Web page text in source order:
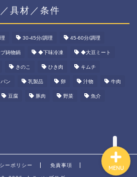
具材／条件
30-45分/調理 45-60分/調理
鋳物鍋 ◆下味冷凍 ◆大豆ミート
きのこ ひき肉 キムチ
パン 乳製品 卵 汁物 牛肉
豆腐 豚肉 野菜 魚介
ーポリシー 免責事項 MENU
ホーム
資産運用
ダイエット